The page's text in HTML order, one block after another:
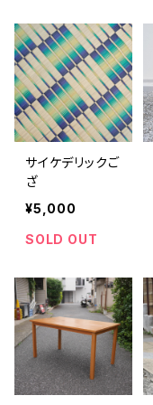
サイケデリックご
ざ
¥5,000
SOLD OUT